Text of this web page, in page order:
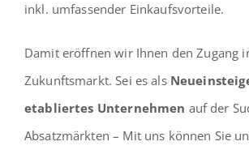
inkl. umfassender Einkaufsvorteile.
Damit eröffnen wir Ihnen den Zugang
Zukunftsmarkt. Sei es als
etabliertes Unternehmen auf der
Absatzmärkten – Mit uns können Sie